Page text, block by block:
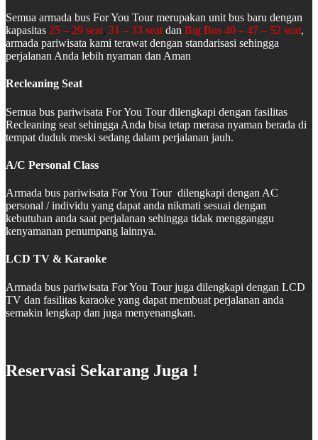
Semua armada bus For You Tour merupakan unit bus baru dengan
kapasitas 25 – 29 seat, 31 – 33 seat dan Big Bus 40 – 47 – 52 seat,
armada pariwisata kami terawat dengan standarisasi sehingga
perjalanan Anda lebih nyaman dan Aman
Recleaning Seat
Semua bus pariwisata For You Tour dilengkapi dengan fasilitas
Recleaning seat sehingga Anda bisa tetap merasa nyaman berada di
tempat duduk meski sedang dalam perjalanan jauh.
A/C Personal Class
Armada bus pariwisata For You Tour dilengkapi dengan AC
personal / individu yang dapat anda nikmati sesuai dengan
kebutuhan anda saat perjalanan sehingga tidak mengganggu
kenyamanan penumpang lainnya.
LCD TV & Karaoke
Armada bus pariwisata For You Tour juga dilengkapi dengan LCD
TV dan fasilitas karaoke yang dapat membuat perjalanan anda
semakin lengkap dan juga menyenangkan.
Reservasi Sekarang Juga !